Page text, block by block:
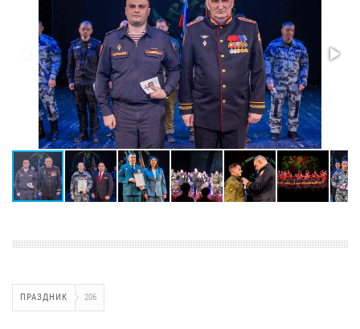
ПРАЗДНИК 206